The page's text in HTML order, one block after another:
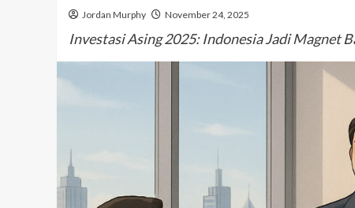
Jordan Murphy November 24, 2025
Investasi Asing 2025: Indonesia Jadi Magnet